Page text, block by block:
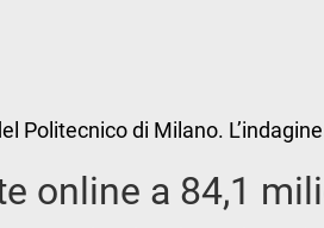
di Milano.
online a 84,1